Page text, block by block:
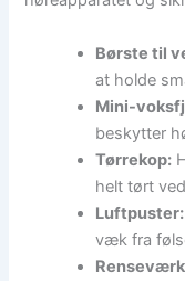
Børste til
at holde
Mini-
beskytter
Tørrekop:
helt tørt
Luftpuster:
væk fra